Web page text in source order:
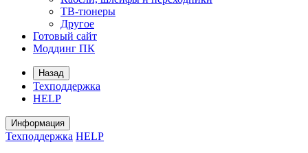
ТВ-тюнеры
Другое
Готовый сайт
Моддинг ПК
Назад
Техподдержка
HELP
Информация
Техподдержка HELP